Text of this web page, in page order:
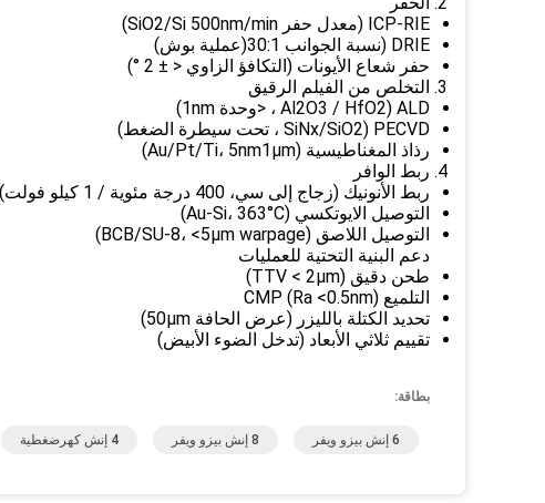
ICP-RIE (معدل حفر SiO2/Si 500nm/min)
DRIE (نسبة الجوانب 30:1(عملية بوش)
حفر شعاع الأيونات (التكافؤ الزاوي < ± 2 °)
التخلص من الفيلم الرقيق
ALD (Al2O3 / HfO2 ، <وحدة 1nm)
PECVD (SiNx/SiO2 ، تحت سيطرة الضغط)
رذاذ المغناطيسية (Au/Pt/Ti، 5nm1μm)
ربط الوافر
ربط الأنونيك (زجاج إلى سي، 400 درجة مئوية / 1 كيلو فولت)
التوصيل الايوتكسي (Au-Si، 363°C)
التوصيل اللاصق (BCB/SU-8، <5μm warpage)
دعم البنية التحتية للعمليات
طحن دقيق (TTV < 2μm)
التلميع CMP (Ra <0.5nm)
تحديد الكتلة بالليزر (عرض الحافة 50μm)
تقييم ثلاثي الأبعاد (تدخل الضوء الأبيض)
بطاقة:
6 إنش بيزو ويفر 8 إنش بيزو ويفر 4 إنش كهرضغطية